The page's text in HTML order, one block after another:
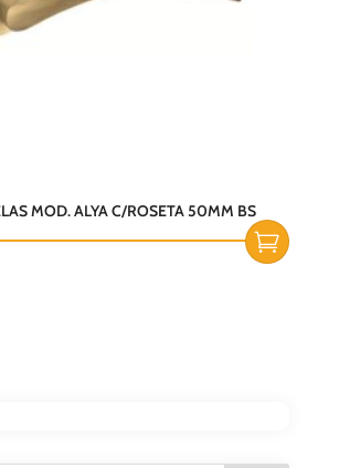
MOD. ALYA C/ROSETA 50MM BS